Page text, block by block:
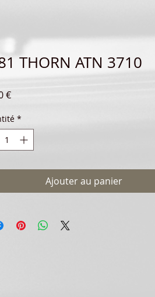
THORN ATN 3710
€Prix
*
Ajouter au panier